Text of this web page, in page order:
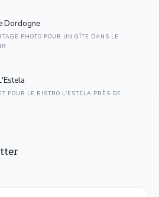
Dordogne
PHOTO POUR UN GÎTE DANS LE
POUR LE BISTRO L'ESTELA PRÈS DE